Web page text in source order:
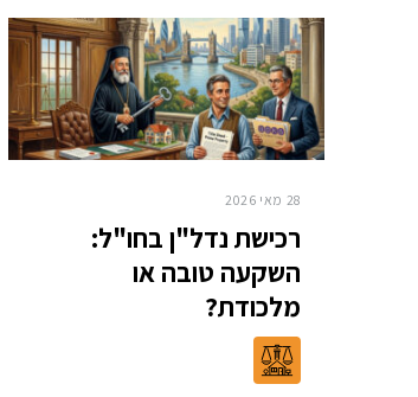
28 מאי 2026
רכישת נדל"ן בחו"ל:
השקעה טובה או
מלכודת?